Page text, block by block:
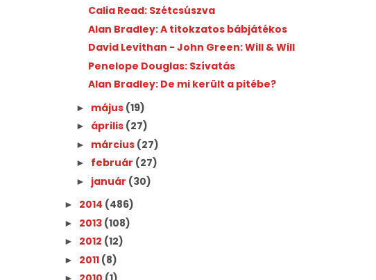
Calia Read: Szétcsúszva
Alan Bradley: A titokzatos bábjátékos
David Levithan - John Green: Will & Will
Penelope Douglas: Szívatás
Alan Bradley: De mi került a pitébe?
► május (19)
► április (27)
► március (27)
► február (27)
► január (30)
► 2014 (486)
► 2013 (108)
► 2012 (12)
► 2011 (8)